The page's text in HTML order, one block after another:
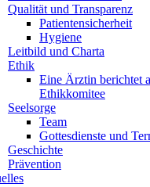
Qualität und Transparenz
Patientensicherheit
Hygiene
Leitbild und Charta
Ethik
Eine Ärztin berichtet
Ethikkomitee
Seelsorge
Team
Gottesdienste und
Geschichte
Prävention